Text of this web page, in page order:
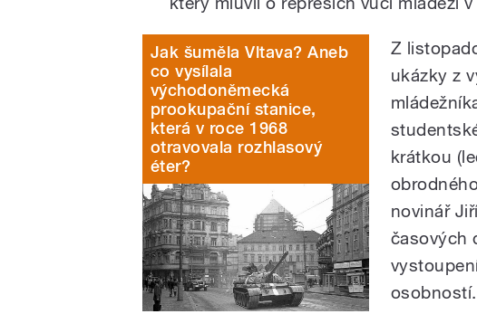
Jak šuměla Vltava? Aneb
co vysílala
východoněmecká
prookupační stanice,
která v roce 1968
otravovala rozhlasový
éter?
Z
ukázky z
krátkou
novinář
časových
osobností.